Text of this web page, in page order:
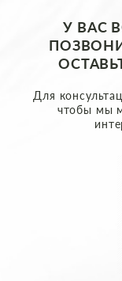
У ВАС
Для
чтобы мы